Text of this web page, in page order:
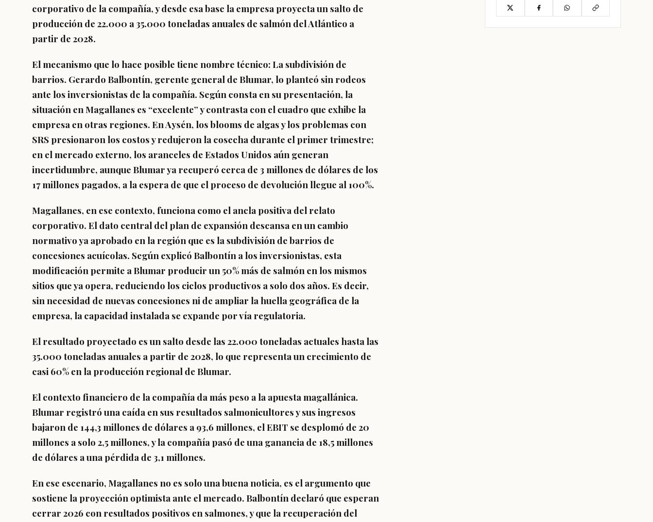
corporativo de la compañía, y desde esa base la empresa proyecta un salto de
producción de 22.000 a 35.000 toneladas anuales de salmón del Atlántico a
partir de 2028.
El mecanismo que lo hace posible tiene nombre técnico: La subdivisión de
barrios. Gerardo Balbontín, gerente general de Blumar, lo planteó sin rodeos
ante los inversionistas de la compañía. Según consta en su presentación, la
situación en Magallanes es “excelente” y contrasta con el cuadro que exhibe la
empresa en otras regiones. En Aysén, los blooms de algas y los problemas con
SRS presionaron los costos y redujeron la cosecha durante el primer trimestre;
en el mercado externo, los aranceles de Estados Unidos aún generan
incertidumbre, aunque Blumar ya recuperó cerca de 3 millones de dólares de los
17 millones pagados, a la espera de que el proceso de devolución llegue al 100%.
Magallanes, en ese contexto, funciona como el ancla positiva del relato
corporativo. El dato central del plan de expansión descansa en un cambio
normativo ya aprobado en la región que es la subdivisión de barrios de
concesiones acuícolas. Según explicó Balbontín a los inversionistas, esta
modificación permite a Blumar producir un 50% más de salmón en los mismos
sitios que ya opera, reduciendo los ciclos productivos a solo dos años. Es decir,
sin necesidad de nuevas concesiones ni de ampliar la huella geográfica de la
empresa, la capacidad instalada se expande por vía regulatoria.
El resultado proyectado es un salto desde las 22.000 toneladas actuales hasta las
35.000 toneladas anuales a partir de 2028, lo que representa un crecimiento de
casi 60% en la producción regional de Blumar.
El contexto financiero de la compañía da más peso a la apuesta magallánica.
Blumar registró una caída en sus resultados salmonicultores y sus ingresos
bajaron de 144,3 millones de dólares a 93,6 millones, el EBIT se desplomó de 20
millones a solo 2,5 millones, y la compañía pasó de una ganancia de 18,5 millones
de dólares a una pérdida de 3,1 millones.
En ese escenario, Magallanes no es solo una buena noticia, es el argumento que
sostiene la proyección optimista ante el mercado. Balbontín declaró que esperan
cerrar 2026 con resultados positivos en salmones, y que la recuperación del